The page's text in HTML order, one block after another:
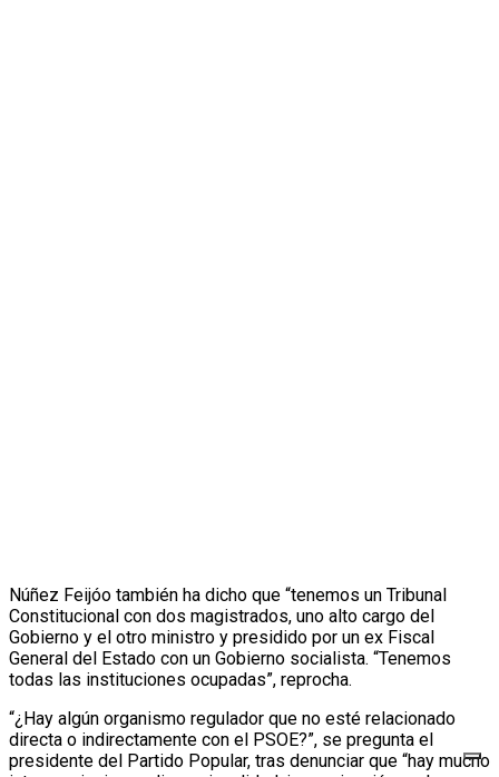
Núñez Feijóo también ha dicho que “tenemos un Tribunal
Constitucional con dos magistrados, uno alto cargo del
Gobierno y el otro ministro y presidido por un ex Fiscal
General del Estado con un Gobierno socialista. “Tenemos
todas las instituciones ocupadas”, reprocha.
“¿Hay algún organismo regulador que no esté relacionado
directa o indirectamente con el PSOE?”, se pregunta el
presidente del Partido Popular, tras denunciar que “hay mucho